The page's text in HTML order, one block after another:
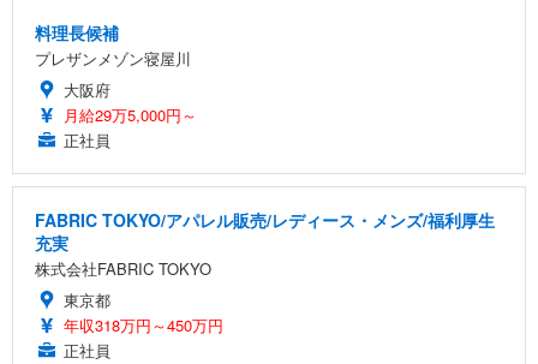
料理長候補
プレザンメゾン寝屋川
大阪府
月給29万5,000円～
正社員
FABRIC TOKYO/アパレル販売/レディース・メンズ/福利厚生
充実
株式会社FABRIC TOKYO
東京都
年収318万円～450万円
正社員